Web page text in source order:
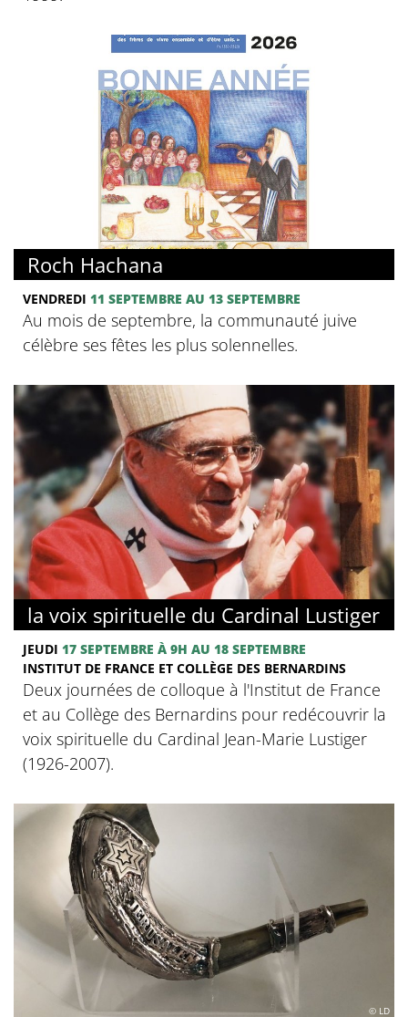
Roch Hachana
VENDREDI 11 SEPTEMBRE AU 13 SEPTEMBRE
Au mois de septembre, la communauté juive
célèbre ses fêtes les plus solennelles.
la voix spirituelle du Cardinal Lustiger
JEUDI 17 SEPTEMBRE À 9H AU 18 SEPTEMBRE
INSTITUT DE FRANCE ET COLLÈGE DES BERNARDINS
Deux journées de colloque à l'Institut de France
et au Collège des Bernardins pour redécouvrir la
voix spirituelle du Cardinal Jean-Marie Lustiger
(1926-2007).
© LD